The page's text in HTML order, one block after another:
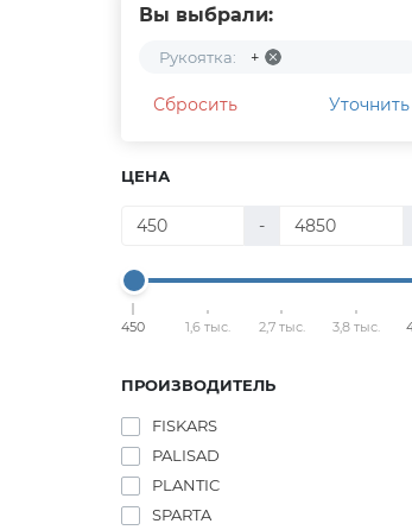
Вы выбрали:
Рукоятка: +
Сбросить Уточнить
ЦЕНА
-
450 1,6 тыс. 2,7 тыс. 3,8 тыс.
ПРОИЗВОДИТЕЛЬ
FISKARS
PALISAD
PLANTIC
SPARTA